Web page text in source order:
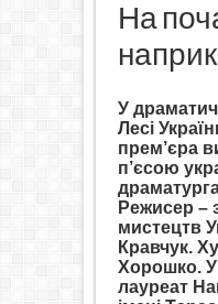
На
У
Лесі
прем’єра
п’єсою
Режисер –
мистецтв
Кравчук.
Хорошко. У
лауреат